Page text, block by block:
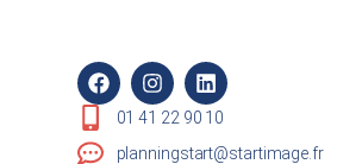
01 41 22 90 10
planningstart@startimage.fr